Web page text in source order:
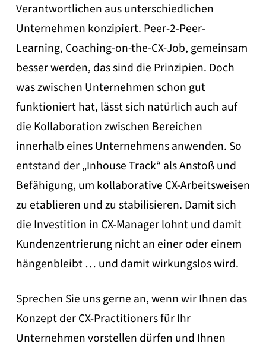
Verantwortlichen aus unterschiedlichen
Unternehmen konzipiert. Peer-2-Peer-
Learning, Coaching-on-the-CX-Job, gemeinsam
besser werden, das sind die Prinzipien. Doch
was zwischen Unternehmen schon gut
funktioniert hat, lässt sich natürlich auch auf
die Kollaboration zwischen Bereichen
innerhalb eines Unternehmens anwenden. So
entstand der „Inhouse Track“ als Anstoß und
Befähigung, um kollaborative CX-Arbeitsweisen
zu etablieren und zu stabilisieren. Damit sich
die Investition in CX-Manager lohnt und damit
Kundenzentrierung nicht an einer oder einem
hängenbleibt … und damit wirkungslos wird.
Sprechen Sie uns gerne an, wenn wir Ihnen das
Konzept der CX-Practitioners für Ihr
Unternehmen vorstellen dürfen und Ihnen